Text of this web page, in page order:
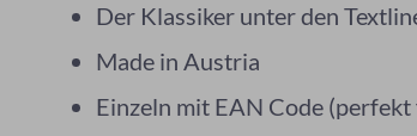
Der Klassiker unter den
Made in Austria
Einzeln mit EAN Code